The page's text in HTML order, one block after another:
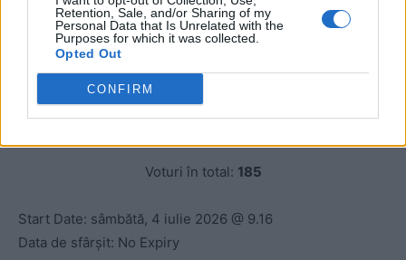
Retention, Sale, and/or Sharing of my
Personal Data that Is Unrelated with the
Purposes for which it was collected.
Opted Out
CONFIRM
Mexic(1%, 1 Votes)
Canada(0%, 0 Votes)
Elveția(0%, 0 Votes)
Voturi în total: 185
Start Date: sâmbătă, 4 iulie 2026 @ 9.16
Data de sfârșit: No Expiry